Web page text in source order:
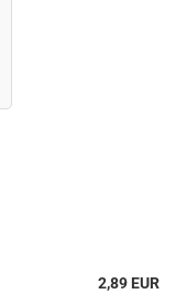
2,89 EUR